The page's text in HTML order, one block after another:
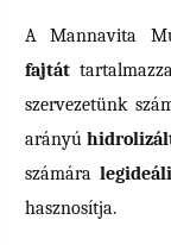
A Mannavita
fajtát
szervezetünk
arányú
számára
hasznosítja.